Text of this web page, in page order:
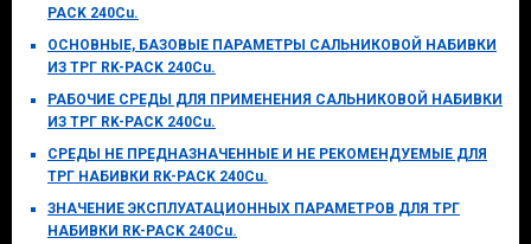
PACK 240Cu.
ОСНОВНЫЕ, БАЗОВЫЕ ПАРАМЕТРЫ САЛЬНИКОВОЙ НАБИВКИ
ИЗ ТРГ RK-PACK 240Cu.
РАБОЧИЕ СРЕДЫ ДЛЯ ПРИМЕНЕНИЯ САЛЬНИКОВОЙ НАБИВКИ
ИЗ ТРГ RK-PACK 240Cu.
СРЕДЫ НЕ ПРЕДНАЗНАЧЕННЫЕ И НЕ РЕКОМЕНДУЕМЫЕ ДЛЯ
ТРГ НАБИВКИ RK-PACK 240Cu.
ЗНАЧЕНИЕ ЭКСПЛУАТАЦИОННЫХ ПАРАМЕТРОВ ДЛЯ ТРГ
НАБИВКИ RK-PACK 240Cu.